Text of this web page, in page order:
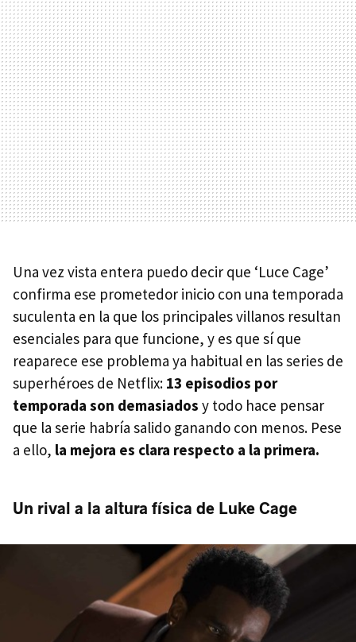
Una vez vista entera puedo decir que ‘Luce Cage’
confirma ese prometedor inicio con una temporada
suculenta en la que los principales villanos resultan
esenciales para que funcione, y es que sí que
reaparece ese problema ya habitual en las series de
superhéroes de Netflix: 13 episodios por
temporada son demasiados y todo hace pensar
que la serie habría salido ganando con menos. Pese
a ello, la mejora es clara respecto a la primera.
Un rival a la altura física de Luke Cage